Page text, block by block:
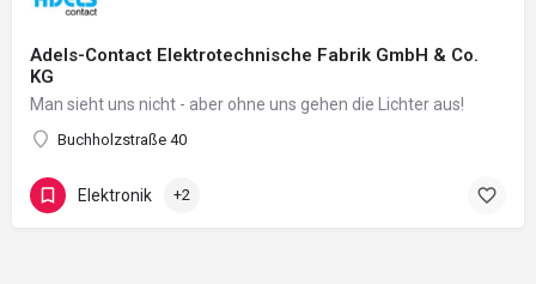
Adels-Contact Elektrotechnische Fabrik GmbH & Co.
KG
Man sieht uns nicht - aber ohne uns gehen die Lichter aus!
Buchholzstraße 40
Elektronik +2